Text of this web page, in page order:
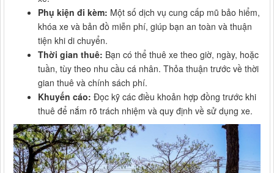
Phụ kiện đi kèm: Một số dịch vụ cung cấp mũ bảo hiểm,
khóa xe và bản đồ miễn phí, giúp bạn an toàn và thuận
tiện khi di chuyển.
Thời gian thuê: Bạn có thể thuê xe theo giờ, ngày, hoặc
tuần, tùy theo nhu cầu cá nhân. Thỏa thuận trước về thời
gian thuê và chính sách phí.
Khuyến cáo: Đọc kỹ các điều khoản hợp đồng trước khi
thuê để nắm rõ trách nhiệm và quy định về sử dụng xe.